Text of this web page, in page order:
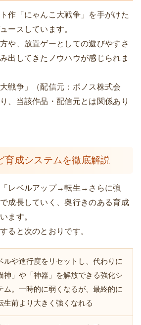
作「にゃんこ大戦争」を手がけた
ースしています。
や、放置ゲーとしての遊びやすさ
出してきたノウハウが感じられま
戦争」（配信元：ポノス株式会
、当該作品・配信元とは関係あり
育成システムを徹底解説
レベルアップ→転生→さらに強
成長していく、奥行きのある育成
ます。
ると次のとおりです。
ルや進行度をリセットし、代わりに
神」や「神器」を解放できる強化シ
ム。一時的に弱くなるが、最終的に
生前より大きく強くなれる